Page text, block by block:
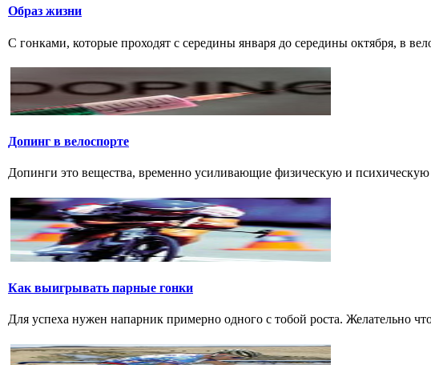
Образ жизни
С гонками, которые проходят с середины января до середины октября, в
Допинг в велоспорте
Допинги это вещества, временно усиливающие физическую и
Как выигрывать парные гонки
Для успеха нужен напарник примерно одного с тобой роста. Желательно